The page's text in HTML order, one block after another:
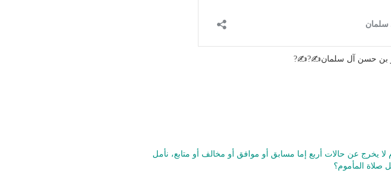
بن حسن آل سلمان✍?✍?
يخرج عن حالات أربع إما مسابق أو موافق أو مخالف أو متابع، نأمل
صلاة المأموم؟